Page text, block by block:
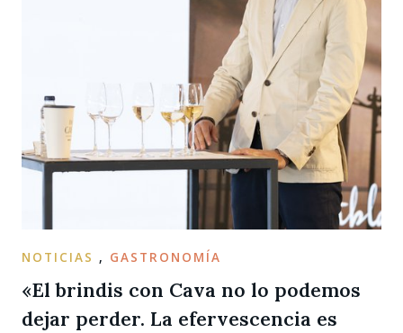
NOTICIAS , GASTRONOMÍA
«El brindis con Cava no lo podemos
dejar perder. La efervescencia es